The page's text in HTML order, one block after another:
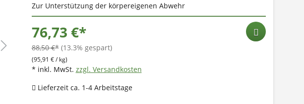
Zur Unterstützung der körpereigenen Abwehr
76,73 €*
88,50 €* (13.3% gespart)
(95,91 € / kg)
* inkl. MwSt. zzgl. Versandkosten
Lieferzeit ca. 1-4 Arbeitstage